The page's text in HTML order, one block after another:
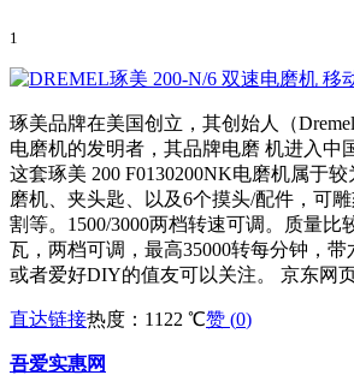
1
琢美品牌在美国创立，其创始人（
电磨机的发明者，其品牌电磨 机进入中
这套琢美 200 F0130200NK电磨机属于
磨机、夹头匙、以及6个摸头/配件，可
割等。1500/3000两档转速可调。质量比
瓦，两档可调，最高35000转每分钟，
或者爱好DIY的值友可以关注。 京东网
直达链接热度：1122 ℃赞 (0)
吾爱实惠网